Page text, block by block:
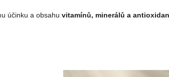
účinku a obsahu vitamínů, minerálů a